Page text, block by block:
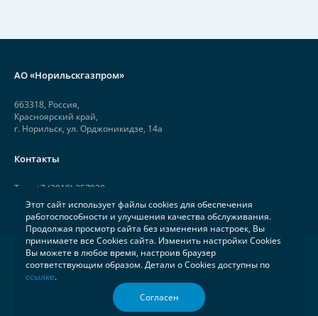
АО «Норильскгазпром»
663318, Россия,
Красноярский край,
г. Норильск, ул. Орджоникидзе, 14а
Контакты
Тел.: +7 (3919) 257920
Факс: +7 (3919) 257926
2006—2026 АО «Норильскгазпром»
Этот сайт использует файлы cookies для обеспечения
работоспособности и улучшения качества обслуживания.
Продолжая просмотр сайта без изменения настроек, Вы
принимаете все Cookies сайта. Изменить настройки Cookies
Вы можете в любое время, настроив браузер
соответствующим образом. Детали о Cookies доступны по
ссылке.
Согласен